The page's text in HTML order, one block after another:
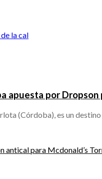
apuesta por
(Córdoba), es un
antical para Mcdonald’s